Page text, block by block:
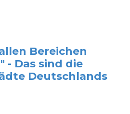
Bereichen
- Das sind die
Deutschlands